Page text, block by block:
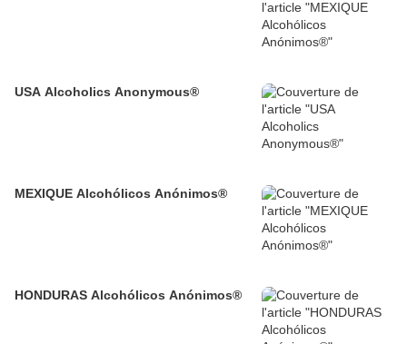
USA Alcoholics Anonymous®
MEXIQUE Alcohólicos Anónimos®
HONDURAS Alcohólicos Anónimos®